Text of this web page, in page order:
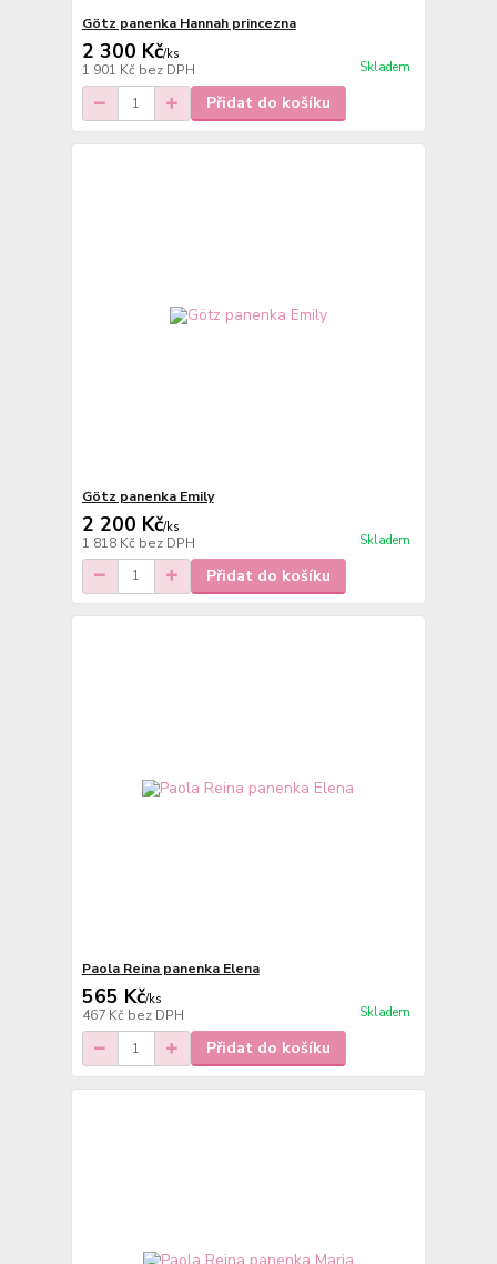
Götz panenka Hannah princezna
2 300 Kč/ks
1 901 Kč bez DPH Skladem
Přidat do košíku
Götz panenka Emily
2 200 Kč/ks
1 818 Kč bez DPH Skladem
Přidat do košíku
Paola Reina panenka Elena
565 Kč/ks
467 Kč bez DPH Skladem
Přidat do košíku